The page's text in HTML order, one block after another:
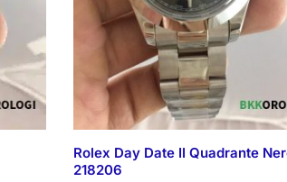
Rolex Day Date II Quadrante
218206